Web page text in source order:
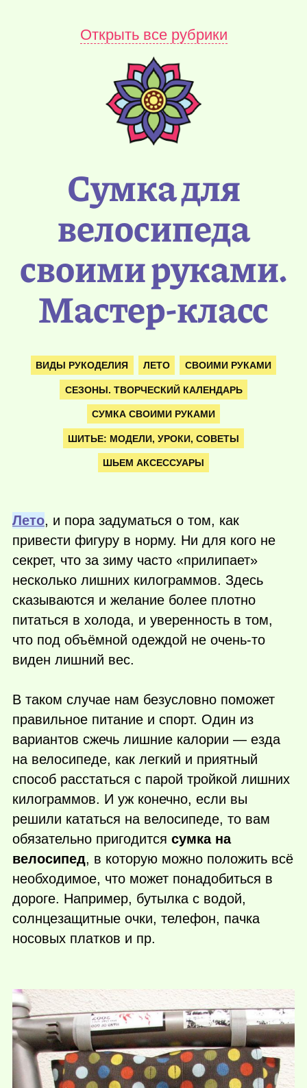
Открыть все рубрики
Сумка для
велосипеда
своими руками.
Мастер-класс
ВИДЫ РУКОДЕЛИЯ ЛЕТО СВОИМИ РУКАМИ
СЕЗОНЫ. ТВОРЧЕСКИЙ КАЛЕНДАРЬ
СУМКА СВОИМИ РУКАМИ
ШИТЬЕ: МОДЕЛИ, УРОКИ, СОВЕТЫ
ШЬЕМ АКСЕССУАРЫ
Лето, и пора задуматься о том, как
привести фигуру в норму. Ни для кого не
секрет, что за зиму часто «прилипает»
несколько лишних килограммов. Здесь
сказываются и желание более плотно
питаться в холода, и уверенность в том,
что под объёмной одеждой не очень-то
виден лишний вес.
В таком случае нам безусловно поможет
правильное питание и спорт. Один из
вариантов сжечь лишние калории — езда
на велосипеде, как легкий и приятный
способ расстаться с парой тройкой лишних
килограммов. И уж конечно, если вы
решили кататься на велосипеде, то вам
обязательно пригодится сумка на
велосипед, в которую можно положить всё
необходимое, что может понадобиться в
дороге. Например, бутылка с водой,
солнцезащитные очки, телефон, пачка
носовых платков и пр.